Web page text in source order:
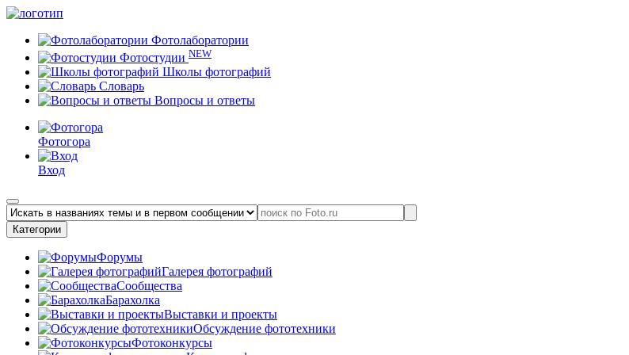
Фотолаборатории
Фотостудии NEW
Школы фотографий
Словарь
Вопросы и ответы
Фотогора
Вход
Категории
Форумы
Галерея фотографий
Сообщества
Барахолка
Выставки и проекты
Обсуждение фототехники
Фотоконкурсы